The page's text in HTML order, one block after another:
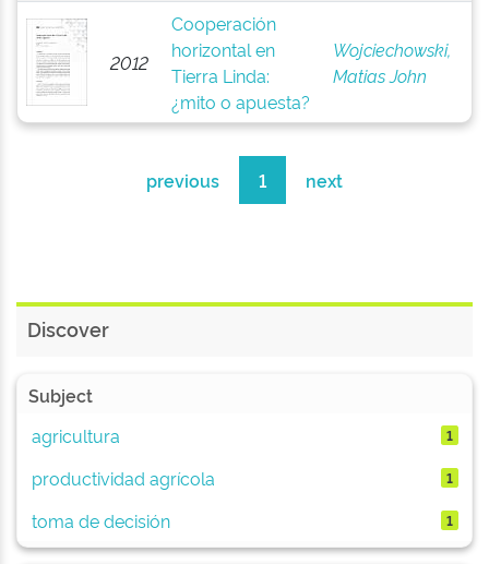
2012
Cooperación
horizontal en
Tierra Linda:
¿mito o apuesta?
Wojciechowski,
Matias John
previous 1 next
Discover
Subject
agricultura
1
productividad agrícola 1
toma de decisión 1